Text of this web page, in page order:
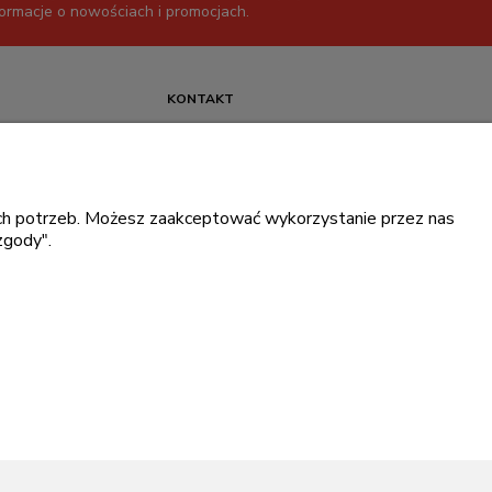
o nowościach i promocjach.
KONTAKT
potrzeb. Możesz zaakceptować wykorzystanie przez nas